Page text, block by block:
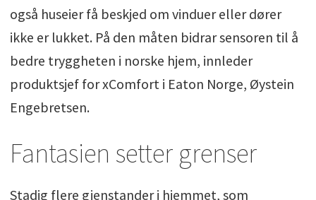
også huseier få beskjed om vinduer eller dører
ikke er lukket. På den måten bidrar sensoren til å
bedre tryggheten i norske hjem, innleder
produktsjef for xComfort i Eaton Norge, Øystein
Engebretsen.
Fantasien setter grenser
Stadig flere gjenstander i hjemmet, som